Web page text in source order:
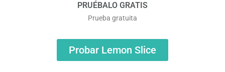
PRUÉBALO GRATIS
Prueba gratuita
Probar Lemon Slice